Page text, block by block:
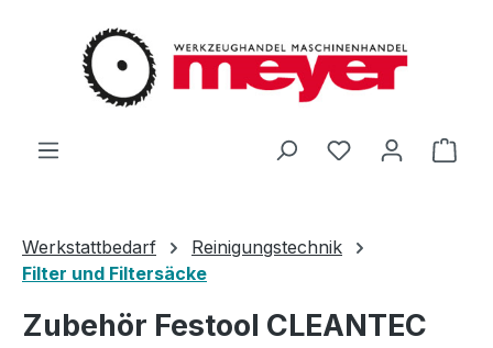
Zum Hauptinhalt springen
Du hast 0
Werkstattbedarf
Reinigungstechnik
Filter und Filtersäcke
Zubehör Festool CLEANTEC